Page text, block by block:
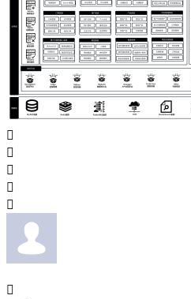





